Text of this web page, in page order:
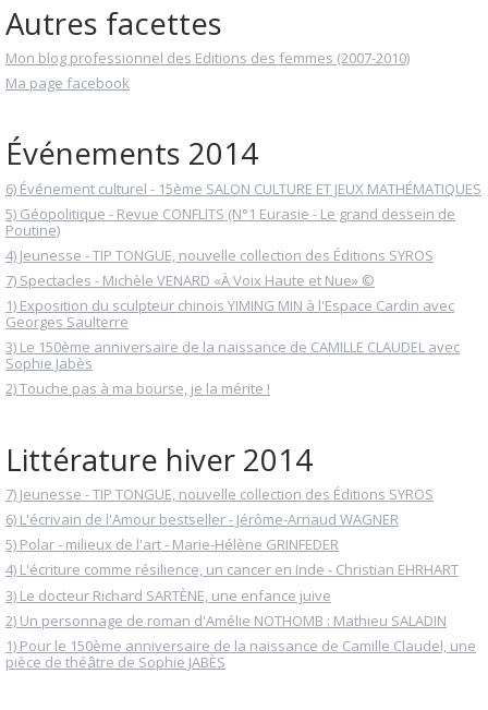
Autres facettes
Mon blog professionnel des Editions des femmes (2007-2010)
Ma page facebook
Événements 2014
6) Événement culturel - 15ème SALON CULTURE ET JEUX MATHÉMATIQUES
5) Géopolitique - Revue CONFLITS (N°1 Eurasie - Le grand dessein de
Poutine)
4) Jeunesse - TIP TONGUE, nouvelle collection des Éditions SYROS
7) Spectacles - Michèle VENARD «À Voix Haute et Nue» ©
1) Exposition du sculpteur chinois YIMING MIN à l'Espace Cardin avec
Georges Saulterre
3) Le 150ème anniversaire de la naissance de CAMILLE CLAUDEL avec
Sophie Jabès
2) Touche pas à ma bourse, je la mérite !
Littérature hiver 2014
7) Jeunesse - TIP TONGUE, nouvelle collection des Éditions SYROS
6) L'écrivain de l'Amour bestseller - Jérôme-Arnaud WAGNER
5) Polar - milieux de l'art - Marie-Hélène GRINFEDER
4) L'écriture comme résilience, un cancer en Inde - Christian EHRHART
3) Le docteur Richard SARTÈNE, une enfance juive
2) Un personnage de roman d'Amélie NOTHOMB : Mathieu SALADIN
1) Pour le 150ème anniversaire de la naissance de Camille Claudel, une
pièce de théâtre de Sophie JABÈS